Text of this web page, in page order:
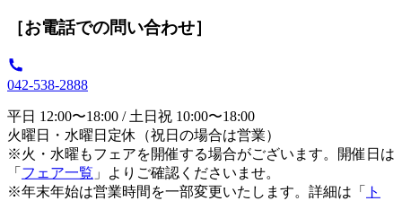
［お電話での問い合わせ］
042-538-2888
平日 12:00〜18:00 / 土日祝 10:00〜18:00
火曜日・水曜日定休（祝日の場合は営業）
※火・水曜もフェアを開催する場合がございます。開催日は
「 フェア一覧 」よりご確認くださいませ。
※年末年始は営業時間を一部変更いたします。詳細は「
ト